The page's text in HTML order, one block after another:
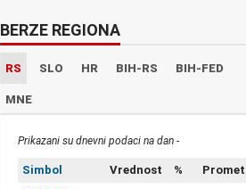
BERZE REGIONA
RS SLO HR BIH-RS BIH-FED
MNE
Prikazani su dnevni podaci na dan -
Simbol Vrednost %
Promet